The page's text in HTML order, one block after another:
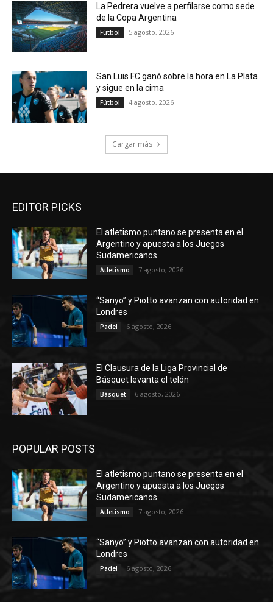
La Pedrera vuelve a perfilarse como sede
de la Copa Argentina
Fútbol 5 agosto, 2026
San Luis FC ganó sobre la hora en La Plata
y sigue en la cima
Fútbol 4 agosto, 2026
Cargar más
EDITOR PICKS
El atletismo puntano se presenta en el
Argentino y apuesta a los Juegos
Sudamericanos
Atletismo 7 agosto, 2026
“Sanyo” y Piotto avanzan con autoridad en
Londres
Padel 6 agosto, 2026
El Clausura de la Liga Provincial de
Básquet levanta el telón
Básquet 6 agosto, 2026
POPULAR POSTS
El atletismo puntano se presenta en el
Argentino y apuesta a los Juegos
Sudamericanos
Atletismo 7 agosto, 2026
“Sanyo” y Piotto avanzan con autoridad en
Londres
Padel 6 agosto, 2026